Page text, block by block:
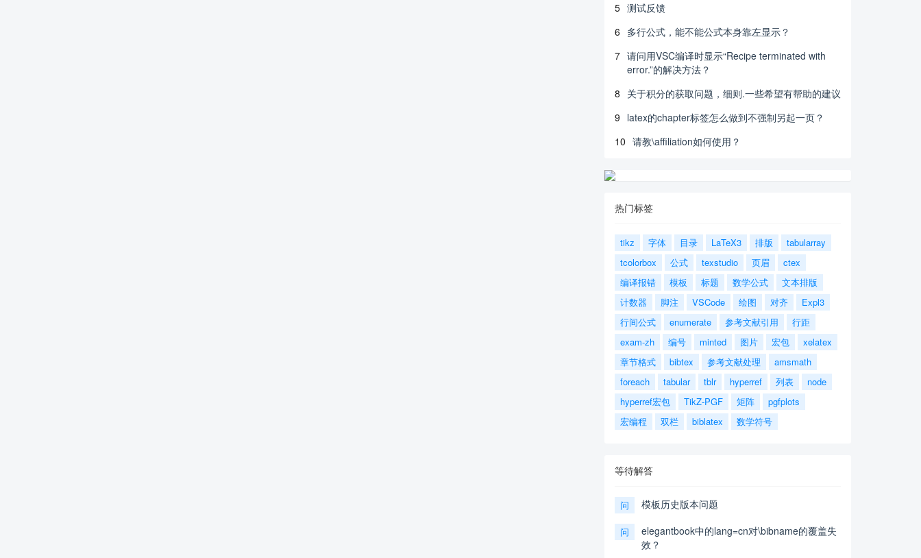
5 测试反馈
6 多行公式，能不能公式本身靠左显示？
7 请问用VSC编译时显示“Recipe terminated with
error.”的解决方法？
8 关于积分的获取问题，细则.一些希望有帮助的建议
9 latex的chapter标签怎么做到不强制另起一页？
10 请教\affiliation如何使用？
热门标签
tikz 字体 目录 LaTeX3 排版
tabularray
tcolorbox
公式 texstudio 页眉
ctex
编译报错
模板 标题 数学公式
文本排版
计数器
脚注 VSCode 绘图 对齐
Expl3
行间公式
enumerate 参考文献引用
行距
exam-zh
编号 minted 图片 宏包
xelatex
章节格式
bibtex 参考文献处理
amsmath
foreach
tabular tblr hyperref 列表
node
hyperref宏包
TikZ-PGF 矩阵
pgfplots
宏编程
双栏 biblatex 数学符号
等待解答
问 模板历史版本问题
问
elegantbook中的lang=cn对\bibname的覆盖失
效？